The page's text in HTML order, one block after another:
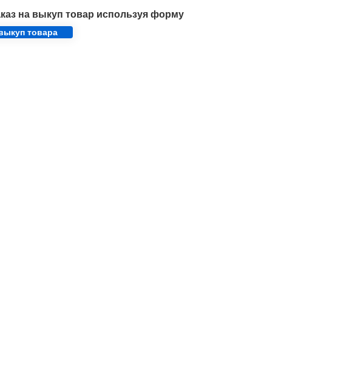
на выкуп товар используя форму
товара